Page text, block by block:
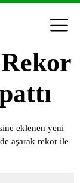
eklenen yeni
aşarak rekor ile